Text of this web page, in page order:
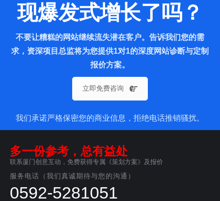
现爆发式增长了吗？
不要让糟糕的网站继续流失潜在客户。告诉我们您的需
求，资深项目总监将为您提供1对1的深度网站诊断与定制
报价方案。
立即免费咨询
我们承诺严格保密您的商业信息，拒绝电话推销骚扰。
多一份参考，总有益处
联系厦门创意互动，免费获得专属《策划方案》及报价
服务电话（我们真诚期待与您的沟通）
0592-5281051